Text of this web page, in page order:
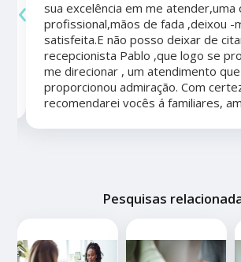
sua excelência em me atender,uma
profissional,mãos de fada ,deixou -
satisfeita.E não posso deixar de
recepcionista Pablo ,que logo se
me direcionar , um atendimento
proporcionou admiração. Com
recomendarei vocês á familiares,
‹
Pesquisas